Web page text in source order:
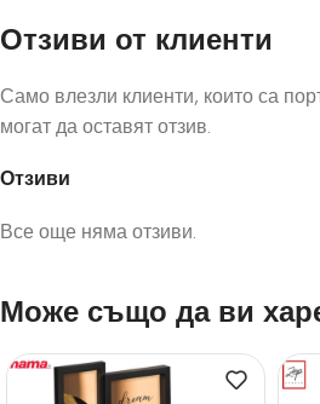
Отзиви от клиенти
Отзиви
Все още няма отзиви.
Само влезли клиенти, които са
могат да оставят отзив.
Може също да ви